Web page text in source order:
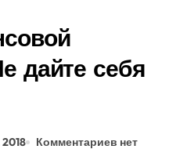
дайте себя
Комментариев нет